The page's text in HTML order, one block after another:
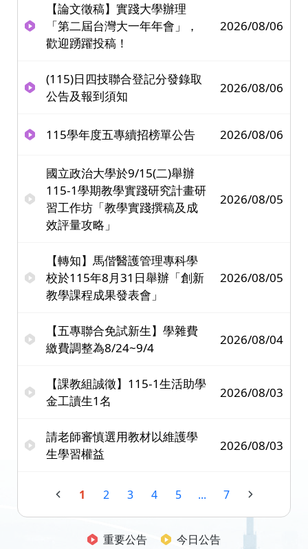
【論文徵稿】實踐大學辦理
「第二屆台灣大一年年會」，
歡迎踴躍投稿！
2026/08/06
(115)日四技聯合登記分發錄取
公告及報到須知
2026/08/06
115學年度五專續招榜單公告 2026/08/06
國立政治大學於9/15(二)舉辦
115-1學期教學實踐研究計畫研
習工作坊「教學實踐撰稿及成
效評量攻略」
2026/08/05
【轉知】馬偕醫護管理專科學
校於115年8月31日舉辦「創新
教學課程成果發表會」
2026/08/05
【五專聯合免試新生】學雜費
繳費調整為8/24~9/4
2026/08/04
【課教組誠徵】115-1生活助學
金工讀生1名
2026/08/03
請老師審慎選用教材以維護學
生學習權益
2026/08/03
1 2 3 4 5 ... 7
重要公告
今日公告